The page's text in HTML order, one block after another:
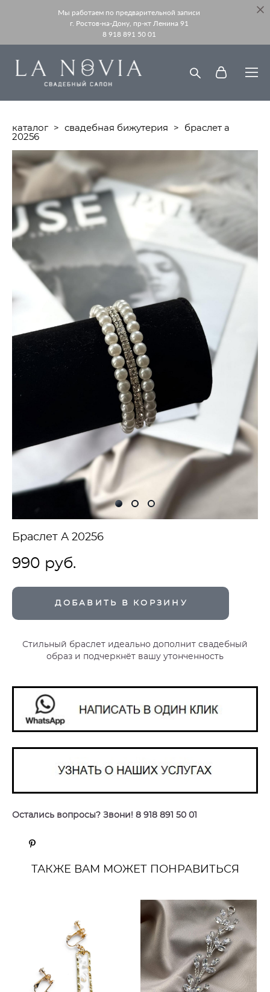
Мы работаем по предварительной записи
г. Ростов-на-Дону, пр-кт Ленина 91
8 918 891 50 01
каталог > свадебная бижутерия >
браслет а
20256
Браслет А 20256
990 pуб.
ДОБАВИТЬ В КОРЗИНУ
Стильный браслет идеально дополнит свадебный
образ и подчеркнёт вашу утонченность
Остались вопросы? Звони! 8 918 891 50 01
ТАКЖЕ ВАМ МОЖЕТ ПОНРАВИТЬСЯ